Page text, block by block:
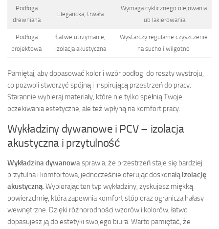
Podłoga
drewniana
Elegancka, trwała
Wymaga cyklicznego olejowania
lub lakierowania
Podłoga
projektowa
Łatwe utrzymanie,
izolacja akustyczna
Wystarczy regularne czyszczenie
na sucho i wilgotno
Pamiętaj, aby dopasować kolor i wzór podłogi do reszty wystroju,
co pozwoli stworzyć spójną i inspirującą przestrzeń do pracy.
Starannie wybieraj materiały, które nie tylko spełnią Twoje
oczekiwania estetyczne, ale też wpłyną na komfort pracy.
Wykładziny dywanowe i PCV – izolacja
akustyczna i przytulność
Wykładzina dywanowa sprawia, że przestrzeń staje się bardziej
przytulna i komfortowa, jednocześnie oferując doskonałą izolację
akustyczną . Wybierając ten typ wykładziny, zyskujesz miękką
powierzchnię, która zapewnia komfort stóp oraz ogranicza hałasy
wewnętrzne. Dzięki różnorodności wzorów i kolorów, łatwo
dopasujesz ją do estetyki swojego biura. Warto pamiętać, że